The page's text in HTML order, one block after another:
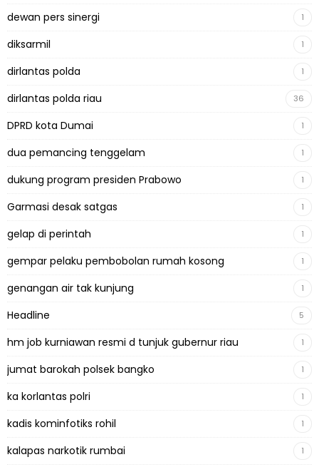
dewan pers sinergi 1
diksarmil 1
dirlantas polda 1
dirlantas polda riau 36
DPRD kota Dumai 1
dua pemancing tenggelam 1
dukung program presiden Prabowo 1
Garmasi desak satgas 1
gelap di perintah 1
gempar pelaku pembobolan rumah kosong 1
genangan air tak kunjung 1
Headline 5
hm job kurniawan resmi d tunjuk gubernur riau 1
jumat barokah polsek bangko 1
ka korlantas polri 1
kadis kominfotiks rohil 1
kalapas narkotik rumbai 1